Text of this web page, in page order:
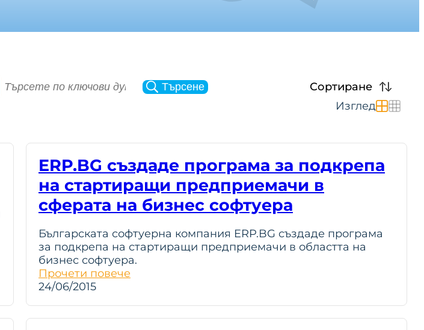
S
Търсене
Сортиране
Изглед
ERP.BG създаде програма за подкрепа
на стартиращи предприемачи в
сферата на бизнес софтуера
Българската софтуерна компания ERP.BG създаде програма
за подкрепа на стартиращи предприемачи в областта на
бизнес софтуера.
Прочети повече
24/06/2015